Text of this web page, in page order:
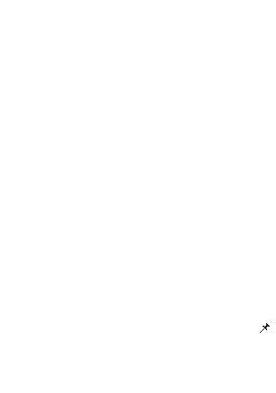
📌